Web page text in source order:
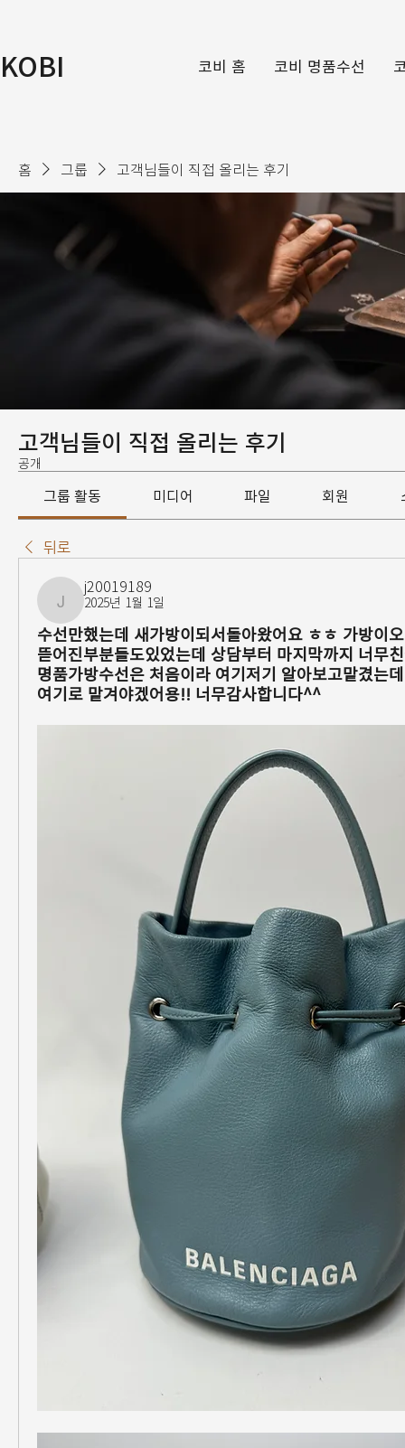
KOBI 코비 홈 코비 명품수선
홈 그룹 고객님들이 직접 올리는 후기
고객님들이 직접 올리는 후기
공개
그룹 활동 미디어 파일 회원
뒤로
j20019189
j20019189
2025년 1월 1일
수선만했는데 새가방이되서돌아왔어요 ㅎㅎ 가방이
뜯어진부분들도있었는데 상담부터 마지막까지 너무
명품가방수선은 처음이라 여기저기 알아보고맡겼는
여기로 맡겨야겠어용!! 너무감사합니다^^